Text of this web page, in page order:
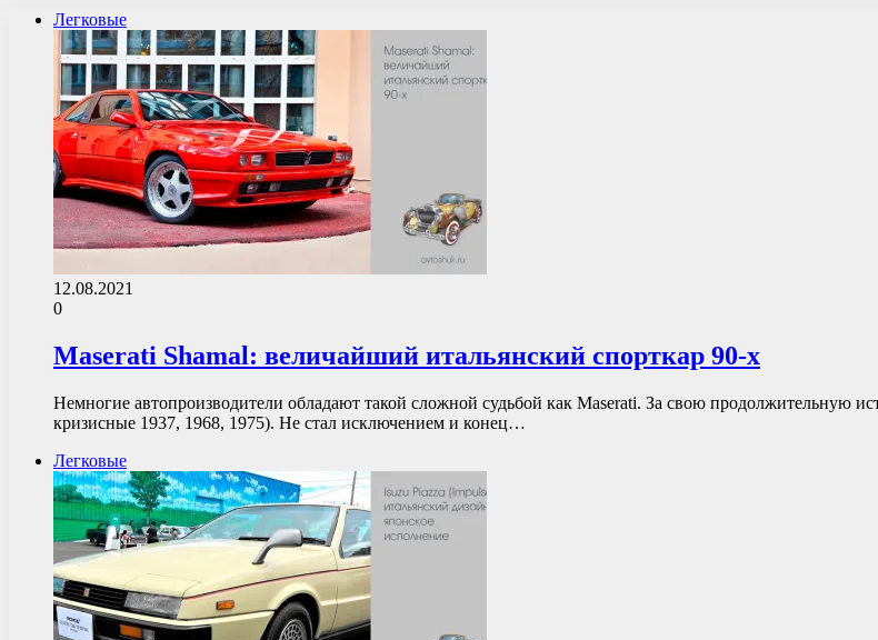
Легковые
12.08.2021
0
Maserati Shamal: величайший итальянский спорткар 90-х
Немногие автопроизводители обладают такой сложной судьбой как Maserati. За свою продолжительную
кризисные 1937, 1968, 1975). Не стал исключением и конец…
Легковые